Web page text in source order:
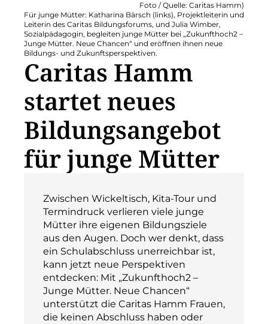
Für junge Mütter: Katharina Bärsch (links), Projektleiterin und
Leiterin des Caritas Bildungsforums, und Julia Wimber,
Sozialpädagogin, begleiten junge Mütter bei „Zukunfthoch2 –
Junge Mütter. Neue Chancen“ und eröffnen ihnen neue
Bildungs- und Zukunftsperspektiven.
Foto / Quelle: Caritas Hamm)
Caritas Hamm
startet neues
Bildungsangebot
für junge Mütter
Zwischen Wickeltisch, Kita-Tour und
Termindruck verlieren viele junge
Mütter ihre eigenen Bildungsziele
aus den Augen. Doch wer denkt, dass
ein Schulabschluss unerreichbar ist,
kann jetzt neue Perspektiven
entdecken: Mit „Zukunfthoch2 –
Junge Mütter. Neue Chancen“
unterstützt die Caritas Hamm Frauen,
die keinen Abschluss haben oder